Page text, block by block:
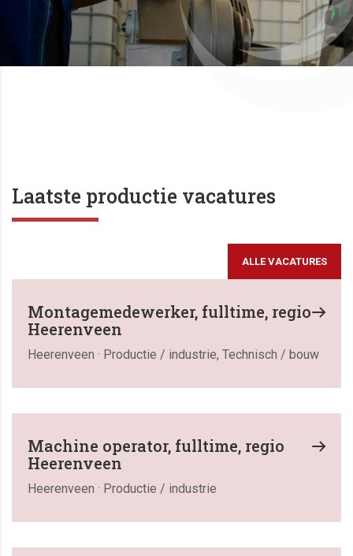
Laatste productie vacatures
ALLE VACATURES
Montagemedewerker, fulltime, regio
Heerenveen
Heerenveen · Productie / industrie, Technisch / bouw
Machine operator, fulltime, regio
Heerenveen
Heerenveen · Productie / industrie